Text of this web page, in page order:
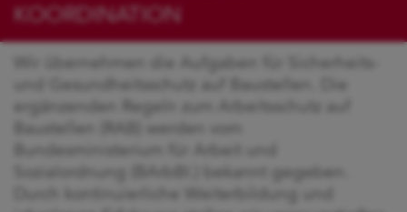
KOORDINATION
Wir übernehmen die Aufgaben für Sicherheits-
und Gesundheitsschutz auf Baustellen. Die
ergänzenden Regeln zum Arbeitsschutz auf
Baustellen (RAB) werden vom
Bundesministerium für Arbeit und
Sozialordnung (BArbBI.) bekannt gegeben.
Durch kontinuierliche Weiterbildung und